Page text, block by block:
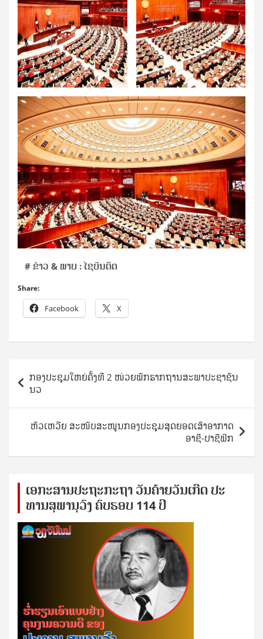
# ຂ່າວ & ພາບ : ໄຊບັນດິດ
Share:
Facebook X
navigation
ກອງປະຊຸມໃຫຍ່ຄັ້ງທີ 2 ໜ່ວຍພັກຮາກຖານສະພາປະຊາຊົນ
ນວ
ຫົວເຫວີຍ ສະໜັບສະໜູນກອງປະຊຸມສຸດຍອດເສົາອາກາດ
ອາຊີ-ປາຊີຟິກ
ເອ​ກະ​ສານ​ປະ​ຖະ​ກະ​ຖ​າ ວັນ​ຄ້າຍ​ວັນ​ເກີດ ປ​ະ​
ທານ​ສຸ​ພາ​ນຸ​ວົງ ຄົບ​ຮອບ 114 ປີ